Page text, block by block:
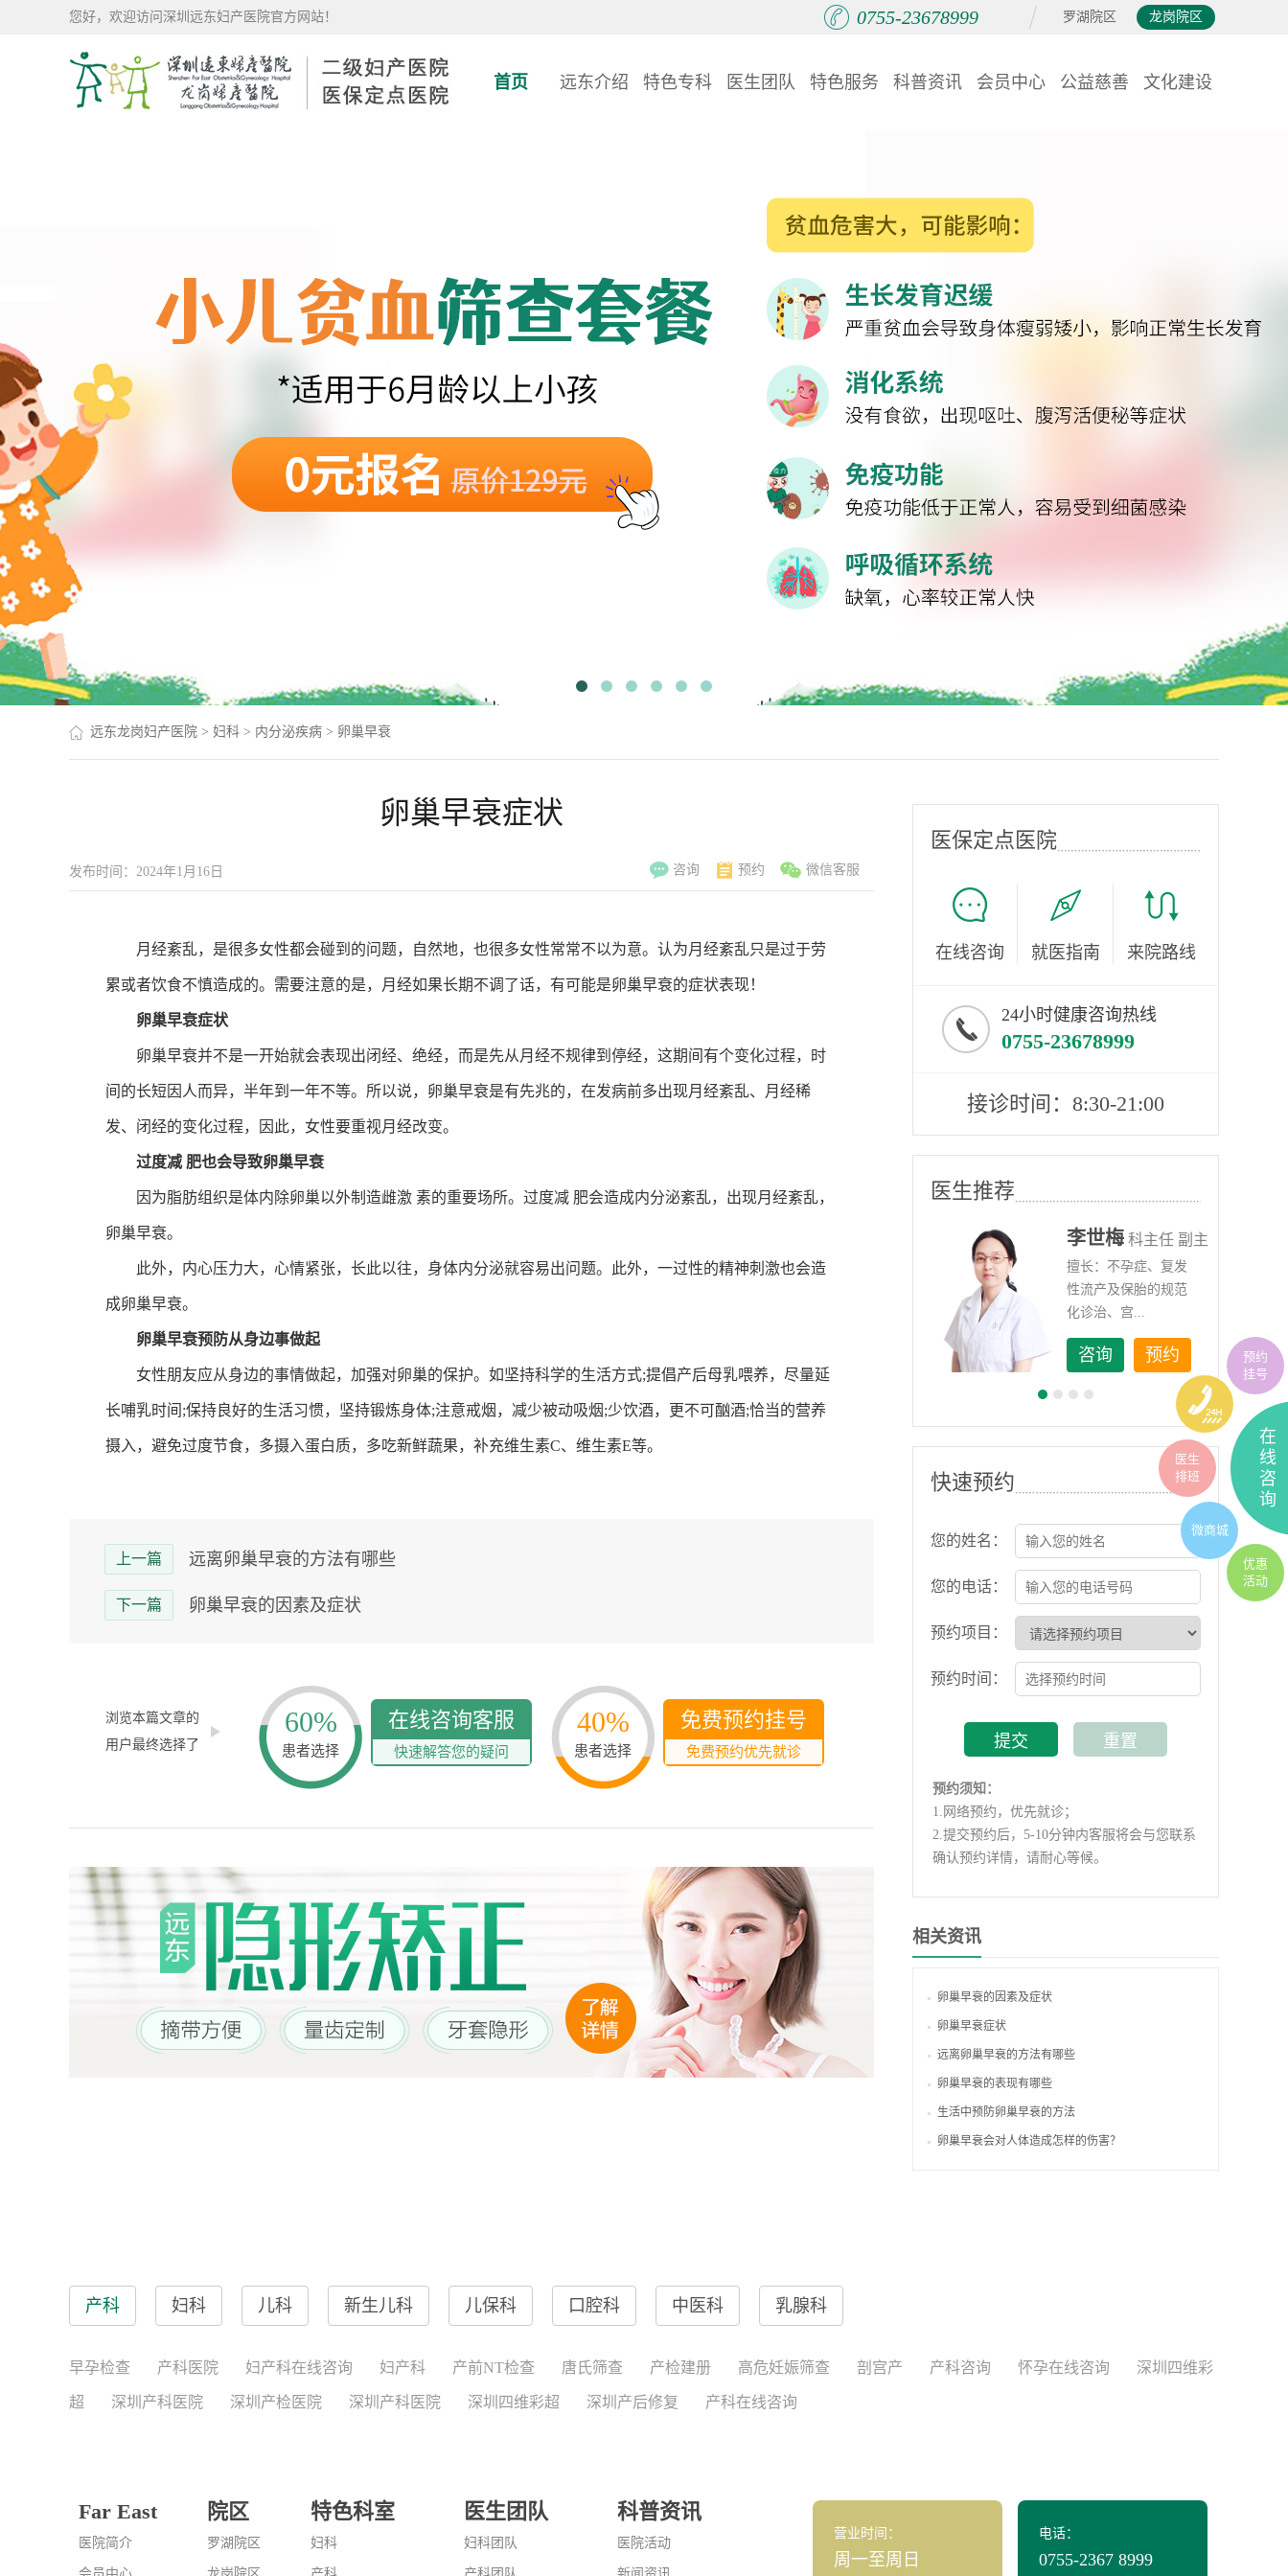
您好，欢迎访问深圳远东妇产医院官方网站！ 罗湖院区 龙岗院区
0755-23678999
首页 远东介绍 特色专科 医生团队 特色服务 科普资讯 会员中心 公益慈善 文化建设
远东龙岗妇产医院 > 妇科 > 内分泌疾病 > 卵巢早衰
卵巢早衰症状
发布时间：2024年1月16日 咨询 预约 微信客服
月经紊乱，是很多女性都会碰到的问题，自然地，也很多女性常常不以为意。认为月经紊乱只是过于劳
累或者饮食不慎造成的。需要注意的是，月经如果长期不调了话，有可能是卵巢早衰的症状表现！
卵巢早衰症状
卵巢早衰并不是一开始就会表现出闭经、绝经，而是先从月经不规律到停经，这期间有个变化过程，时
间的长短因人而异，半年到一年不等。所以说，卵巢早衰是有先兆的，在发病前多出现月经紊乱、月经稀
发、闭经的变化过程，因此，女性要重视月经改变。
过度减 肥也会导致卵巢早衰
因为脂肪组织是体内除卵巢以外制造雌激 素的重要场所。过度减 肥会造成内分泌紊乱，出现月经紊乱，
卵巢早衰。
此外，内心压力大，心情紧张，长此以往，身体内分泌就容易出问题。此外，一过性的精神刺激也会造
成卵巢早衰。
卵巢早衰预防从身边事做起
女性朋友应从身边的事情做起，加强对卵巢的保护。如坚持科学的生活方式;提倡产后母乳喂养，尽量延
长哺乳时间;保持良好的生活习惯，坚持锻炼身体;注意戒烟，减少被动吸烟;少饮酒，更不可酗酒;恰当的营养
摄入，避免过度节食，多摄入蛋白质，多吃新鲜蔬果，补充维生素C、维生素E等。
上一篇 远离卵巢早衰的方法有哪些
下一篇 卵巢早衰的因素及症状
浏览本篇文章的
用户最终选择了
60%
患者选择
在线咨询客服
快速解答您的疑问
40%
患者选择
免费预约挂号
免费预约优先就诊
医保定点医院
在线咨询 就医指南 来院路线
24小时健康咨询热线
0755-23678999
接诊时间：8:30-21:00
医生推荐
擅长：妇科常见病、
李世梅 科主任 副主
任医师
擅长：不孕症、复发
性流产及保胎的规范
化诊治、宫...
咨询 预约
快速预约
您的姓名：
您的电话：
预约项目：
预约时间：
预约须知：
1. 网络预约，优先就诊；
2.提交预约后，5-10分钟内客服将会与您联系
确认预约详情，请耐心等候。
相关资讯
卵巢早衰的因素及症状
卵巢早衰症状
远离卵巢早衰的方法有哪些
卵巢早衰的表现有哪些
生活中预防卵巢早衰的方法
卵巢早衰会对人体造成怎样的伤害？
产科 妇科 儿科 新生儿科 儿保科 口腔科 中医科 乳腺科
早孕检查 产科医院 妇产科在线咨询 妇产科 产前NT检查 唐氏筛查 产检建册 高危妊娠筛查 剖宫产 产科咨询 怀孕在线咨询 深圳四维彩
超 深圳产科医院 深圳产检医院 深圳产科医院 深圳四维彩超 深圳产后修复 产科在线咨询
Far East
医院简介
院区
罗湖院区
特色科室
妇科
医生团队
妇科团队
科普资讯
医院活动
营业时间：
周一至周日
电话：
0755-2367 8999
在
线
咨
询
预约
挂号
医生
排班
微商城
优惠
活动